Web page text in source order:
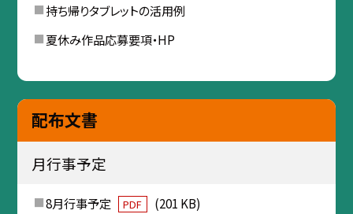
持ち帰りタブレットの活用例
夏休み作品応募要項・HP
配布文書
月行事予定
8月行事予定 PDF
(201 KB)